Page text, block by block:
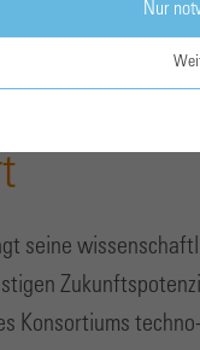
using tailored porous-
seine
Konsortiums
Nur